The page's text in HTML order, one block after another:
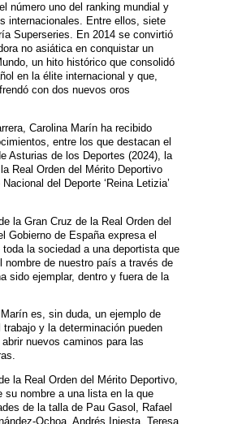
número uno del ranking mundial y
internacionales. Entre ellos, siete
Superseries. En 2014 se convirtió
no asiática en conquistar un
un hito histórico que consolidó
en la élite internacional y que,
con dos nuevos oros
Carolina Marín ha recibido
entre los que destacan el
Asturias de los Deportes (2024), la
Real Orden del Mérito Deportivo
del Deporte ‘Reina Letizia’
la Gran Cruz de la Real Orden del
Gobierno de España expresa el
la sociedad a una deportista que
nombre de nuestro país a través de
sido ejemplar, dentro y fuera de la
es, sin duda, un ejemplo de
y la determinación pueden
nuevos caminos para las
la Real Orden del Mérito Deportivo,
su nombre a una lista en la que
de la talla de Pau Gasol, Rafael
Ochoa, Andrés Iniesta, Teresa